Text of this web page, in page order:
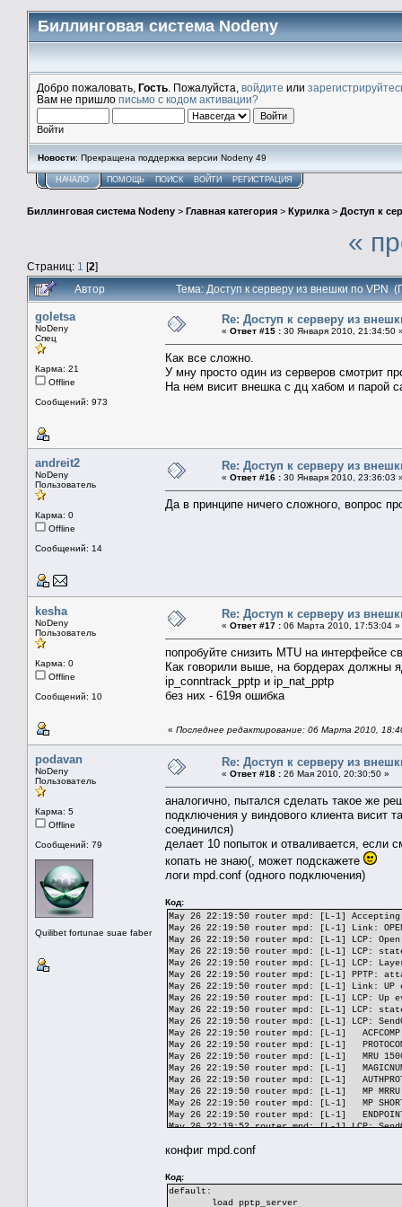
Биллинговая система Nodeny
Добро пожаловать, Гость . Пожалуйста, войдите или
Вам не пришло письмо с кодом активации?
Войти
Новости: Прекращена поддержка версии Nodeny 49
НАЧАЛО ПОМОЩЬ ПОИСК ВОЙТИ РЕГИСТРАЦИЯ
Биллинговая система Nodeny > Главная категория > Курилка > Доступ к
Страниц: 1 [2]
«
Автор Тема: Доступ к серверу из внешки по VPN
goletsa
NoDeny
Спец
Карма: 21
Offline
Сообщений: 973
Re: Доступ к серверу из
« Ответ #15 : 30 Января 2010, 21:34:50
Как все сложно.
У мну просто один из серверов смотрит
На нем висит внешка с дц хабом и парой
andreit2
NoDeny
Пользователь
Карма: 0
Offline
Сообщений: 14
Re: Доступ к серверу из
« Ответ #16 : 30 Января 2010, 23:36:03
Да в принципе ничего сложного, вопрос
kesha
NoDeny
Пользователь
Карма: 0
Offline
Сообщений: 10
Re: Доступ к серверу из
« Ответ #17 : 06 Марта 2010, 17:53:04 »
попробуйте снизить MTU на интерфейсе
Как говорили выше, на бордерах должны
ip_conntrack_pptp и ip_nat_pptp
без них - 619я ошибка
« Последнее редактирование: 06 Марта 2010,
podavan
NoDeny
Пользователь
Карма: 5
Offline
Сообщений: 79
Quilibet fortunae suae faber
Re: Доступ к серверу из
« Ответ #18 : 26 Мая 2010, 20:30:50 »
аналогично, пытался сделать такое же
подключения у виндового клиента висит
соединился)
делает 10 попыток и отваливается, если
копать не знаю(, может подскажете
логи mpd.conf (одного подключения)
Код:
May 26 22:19:50 router mpd: [L-1] Accepting
May 26 22:19:50 router mpd: [L-1] Link:
May 26 22:19:50 router mpd: [L-1] LCP:
May 26 22:19:50 router mpd: [L-1] LCP:
May 26 22:19:50 router mpd: [L-1] LCP:
May 26 22:19:50 router mpd: [L-1] PPTP:
May 26 22:19:50 router mpd: [L-1] Link: UP
May 26 22:19:50 router mpd: [L-1] LCP: Up
May 26 22:19:50 router mpd: [L-1] LCP:
May 26 22:19:50 router mpd: [L-1] LCP:
May 26 22:19:50 router mpd: [L-1] ACFCOMP
May 26 22:19:50 router mpd: [L-1]
May 26 22:19:50 router mpd: [L-1] MRU
May 26 22:19:50 router mpd: [L-1]
May 26 22:19:50 router mpd: [L-1] AUTHPROTO
May 26 22:19:50 router mpd: [L-1] MP MRRU
May 26 22:19:50 router mpd: [L-1] MP
May 26 22:19:50 router mpd: [L-1]
May 26 22:19:52 router mpd: [L-1] LCP:
May 26 22:19:52 router mpd: [L-1]
May 26 22:19:52 router mpd: [L-1]
May 26 22:19:52 router mpd: [L-1] AUTHPROTO
May 26 22:19:52 router mpd: [L-1] MP MRRU
конфиг mpd.conf
Код:
default:
load pptp_server